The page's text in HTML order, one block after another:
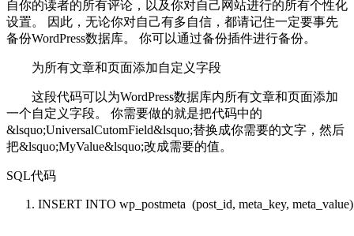
自你的读者的所有评论，以及你对自己网站进行的所有个性化
设置。 因此，无论你对自己有多自信，都请记住一定要事先
备份WordPress数据库。 你可以通过备份插件进行备份。
为所有文章和页面添加自定义字段
这段代码可以为WordPress数据库内所有文章和页面添加
一个自定义字段。 你需要做的就是把代码中的
&lsquo;UniversalCutomField&lsquo;替换成你需要的文字，然后
把&lsquo;MyValue&lsquo;改成需要的值。
SQL代码
INSERT INTO wp_postmeta (post_id, meta_key, meta_value)